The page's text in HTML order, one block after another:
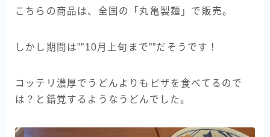
こちらの商品は、全国の「丸亀製麺」で販売。
しかし期間は””10月上旬まで””だそうです！
コッテリ濃厚でうどんよりもピザを食べてるので
は？と錯覚するようなうどんでした。